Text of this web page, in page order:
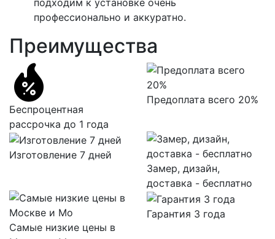
подходим к установке очень
профессионально и аккуратно.
Преимущества
Беспроцентная
рассрочка до 1 года
Предоплата всего 20%
Изготовление 7 дней
Замер, дизайн,
доставка - бесплатно
Самые низкие цены в
Гарантия 3 года